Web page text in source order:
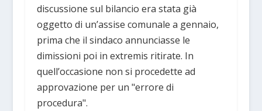
discussione sul bilancio era stata già
oggetto di un’assise comunale a gennaio,
prima che il sindaco annunciasse le
dimissioni poi in extremis ritirate. In
quell’occasione non si procedette ad
approvazione per un "errore di
procedura".